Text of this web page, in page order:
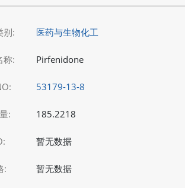
别: 医药与生物化工
称: Pirfenidone
53179-13-8
: 185.2218
暂无数据
: 暂无数据